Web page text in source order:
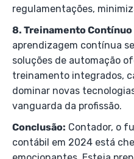
regulamentações,
8. Treinamento Contínuo
aprendizagem contínua
soluções de automação
treinamento integrados,
dominar novas
vanguarda da profissão.
Conclusão: Contador, o
contábil em 2024 está